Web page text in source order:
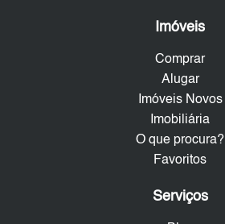
Imóveis
Comprar
Alugar
Imóveis Novos
Imobiliária
O que procura?
Favoritos
Serviços